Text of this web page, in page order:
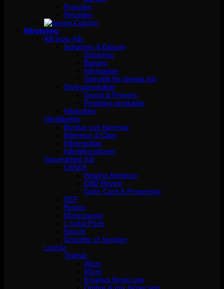
Franslim
Pincetter
Hårstyling
Allt inom hår
Schampo & Balsam
Schampo
Balsam
Hårmasker
Speciellt för blonda hår
Stylingprodukter
Grund & Primers
Finishing produkter
Hårbotten
Hårtillbehör
Borstar och Kammar
Klämmor & Clips
Hårsnoddar
Hårdekorationer
Varumärken hår
LANZA
Healing Moisture
CBD Revive
Color Care & Preserving
REF
Revlon
Moroccanoil
L´oréal Paris
Neccin
Grazette of Sweden
Löshår
Tejphår
40cm
60cm
Kreativa färger tejp
Ombre & mix färger tejp